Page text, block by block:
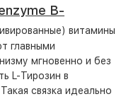
B-
витамины
главными
мгновенно и без
L-Тирозин в
связка идеально